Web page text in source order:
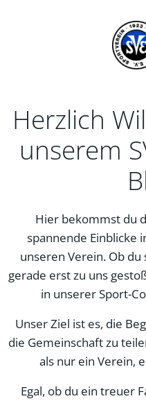
Herzlich
unserem
Hier bekommst du
spannende Einblicke
unseren Verein. Ob
gerade erst zu uns
in unserer Sport-
Unser Ziel ist es, die
die Gemeinschaft zu
als nur ein Verein,
Egal, ob du ein treuer